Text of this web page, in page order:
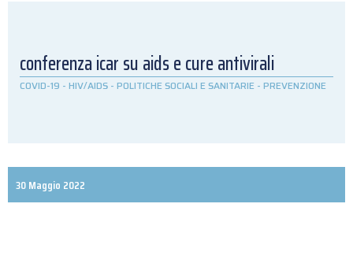
conferenza icar su aids e cure antivirali
COVID-19 - HIV/AIDS - POLITICHE SOCIALI E SANITARIE - PREVENZIONE
30 Maggio 2022